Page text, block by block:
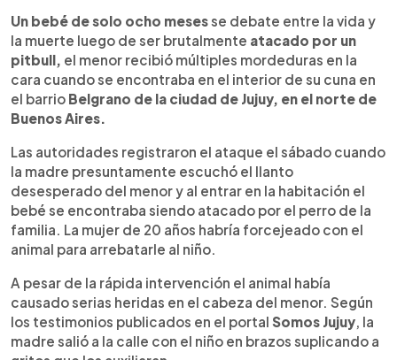
► Escuchar artículo
Un bebé de solo ocho mesesse debate entre la vida y
la muerte luego de ser brutalmente atacado por un
pitbull, el menor recibió múltiples mordeduras en la
cara cuando se encontraba en el interior de su cuna en
el barrio Belgrano de la ciudad de Jujuy, en el norte de
Buenos Aires.
Las autoridades registraron el ataque el sábado cuando
la madre presuntamente escuchó el llanto
desesperado del menor y al entrar en la habitación el
bebé se encontraba siendo atacado por el perro de la
familia. La mujer de 20 años habría forcejeado con el
animal para arrebatarle al niño.
A pesar de la rápida intervención el animal había
causado serias heridas en el cabeza del menor. Según
los testimonios publicados en el portal Somos Jujuy, la
madre salió a la calle con el niño en brazos suplicando a